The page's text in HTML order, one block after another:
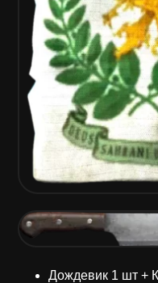
Дождевик 1 шт +